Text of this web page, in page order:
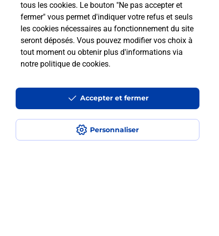
tous les cookies. Le bouton "Ne pas accepter et
fermer" vous permet d'indiquer votre refus et seuls
les cookies nécessaires au fonctionnement du site
seront déposés. Vous pouvez modifier vos choix à
tout moment ou obtenir plus d'informations via
notre politique de cookies.
Personnaliser
Accepter et fermer
En Savoir Plus sur Saint-Gilles-
La Réunion
ST PAUL
ST GILLES LES BAINS
Code de la Route